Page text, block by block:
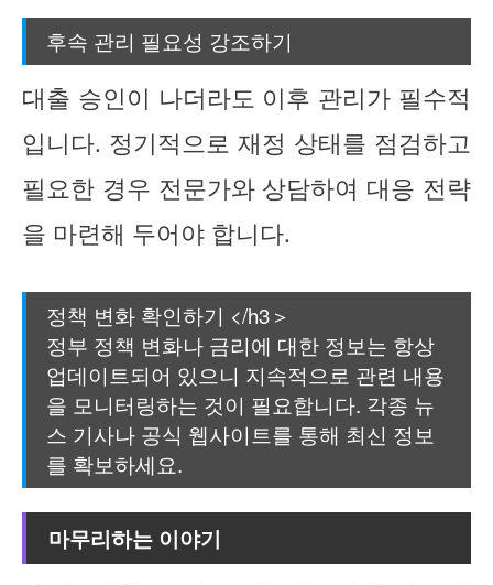
후속 관리 필요성 강조하기
대출 승인이 나더라도 이후 관리가 필수적
입니다. 정기적으로 재정 상태를 점검하고
필요한 경우 전문가와 상담하여 대응 전략
을 마련해 두어야 합니다.
정책 변화 확인하기 </h3＞
정부 정책 변화나 금리에 대한 정보는 항상
업데이트되어 있으니 지속적으로 관련 내용
을 모니터링하는 것이 필요합니다. 각종 뉴
스 기사나 공식 웹사이트를 통해 최신 정보
를 확보하세요.
마무리하는 이야기